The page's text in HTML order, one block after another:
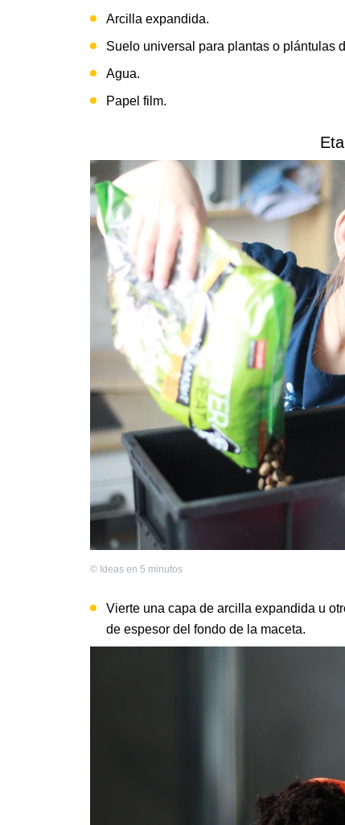
Arcilla expandida.
Suelo universal para plantas o plántulas
Agua.
Papel film.
© Ideas en 5 minutos
Vierte una capa de arcilla expandida u
de espesor del fondo de la maceta.